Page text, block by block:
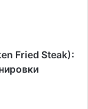
Fried Steak):